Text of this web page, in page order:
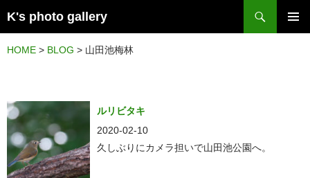
K's photo gallery
ン
ツ
へ
ス
キ
HOME > BLOG > 山田池梅林
ルリビタキ
2020-02-10
久しぶりにカメラ担いで山田池公園へ。